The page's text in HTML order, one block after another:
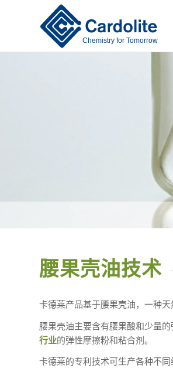
腰果壳油技术
卡德莱产品基于腰果壳油，一种
腰果壳油主要含有腰果酸和少量
行业的弹性摩擦粉和粘合剂。
卡德莱的专利技术可生产各种不